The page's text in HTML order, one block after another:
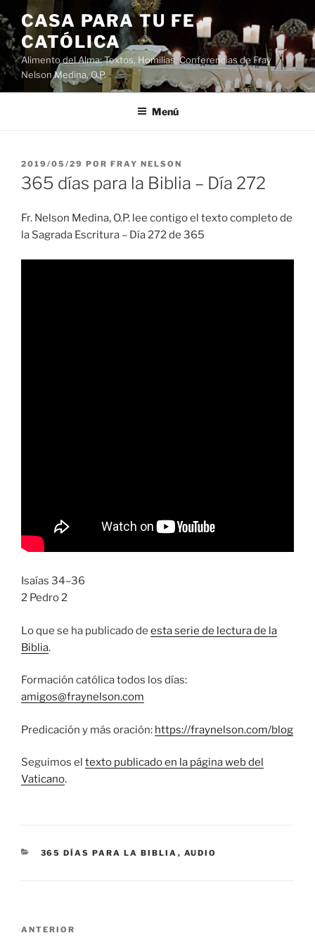
Saltar
al
contenido
CASA PARA TU FE
CATÓLICA
Alimento del Alma: Textos, Homilias, Conferencias de Fray
Nelson Medina, O.P.
Menú
PUBLICADO
EL
2019/05/29 POR FRAY NELSON
365 días para la Biblia – Día 272
Fr. Nelson Medina, O.P. lee contigo el texto completo de
la Sagrada Escritura – Día 272 de 365
Isaías 34–36
2 Pedro 2
Lo que se ha publicado de esta serie de lectura de la
Biblia.
Formación católica todos los días:
amigos@fraynelson.com
Predicación y más oración: https://fraynelson.com/blog
Seguimos el texto publicado en la página web del
Vaticano.
CATEGORÍAS
365 DÍAS PARA LA BIBLIA , AUDIO
Entrada
ANTERIOR